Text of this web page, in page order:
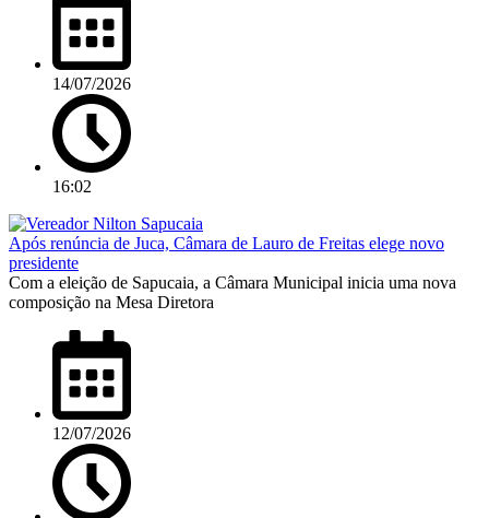
14/07/2026
16:02
Após renúncia de Juca, Câmara de Lauro de Freitas elege novo
presidente
Com a eleição de Sapucaia, a Câmara Municipal inicia uma nova
composição na Mesa Diretora
12/07/2026